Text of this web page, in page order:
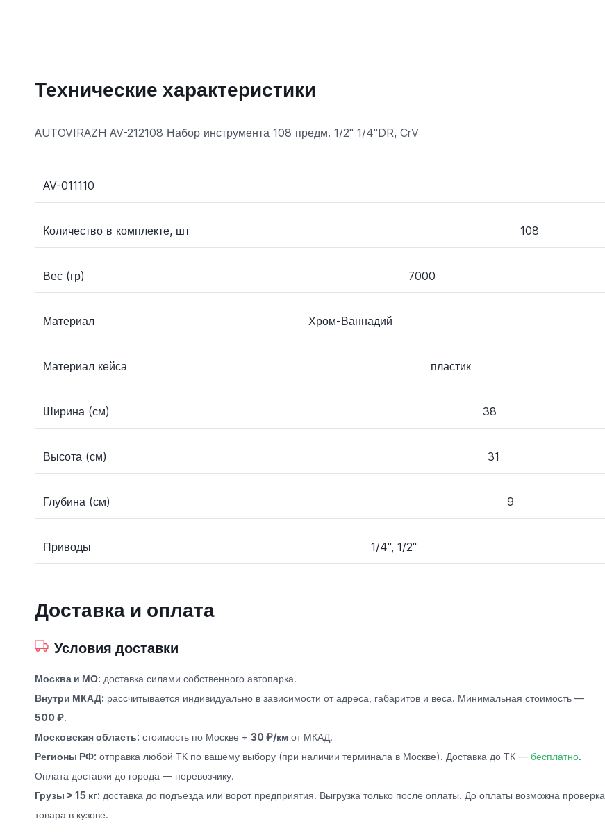
Технические характеристики
AUTOVIRAZH AV-212108 Набор инструмента 108 предм. 1/2" 1/4"DR, CrV
AV-011110
Количество в комплекте, шт 108
Вес (гр) 7000
Материал Хром-Ваннадий
Материал кейса пластик
Ширина (см) 38
Высота (см) 31
Глубина (см) 9
Приводы 1/4'', 1/2''
Доставка и оплата
Условия доставки
Москва и МО: доставка силами собственного автопарка.
Внутри МКАД: рассчитывается индивидуально в зависимости от адреса, габаритов и веса. Минимальная стоимость —
500 ₽.
Московская область: стоимость по Москве + 30 ₽/кмот МКАД.
Регионы РФ: отправка любой ТК по вашему выбору (при наличии терминала в Москве). Доставка до ТК — бесплатно.
Оплата доставки до города — перевозчику.
Грузы > 15 кг: доставка до подъезда или ворот предприятия. Выгрузка только после оплаты. До оплаты возможна проверка
товара в кузове.